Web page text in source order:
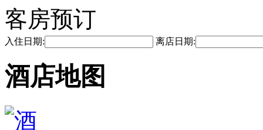
客房预订
入住日期: 离店日期:
酒店地图